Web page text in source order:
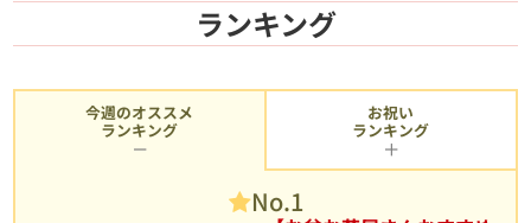
ランキング
今週のオススメ
ランキング
No.1
お祝い
ランキング